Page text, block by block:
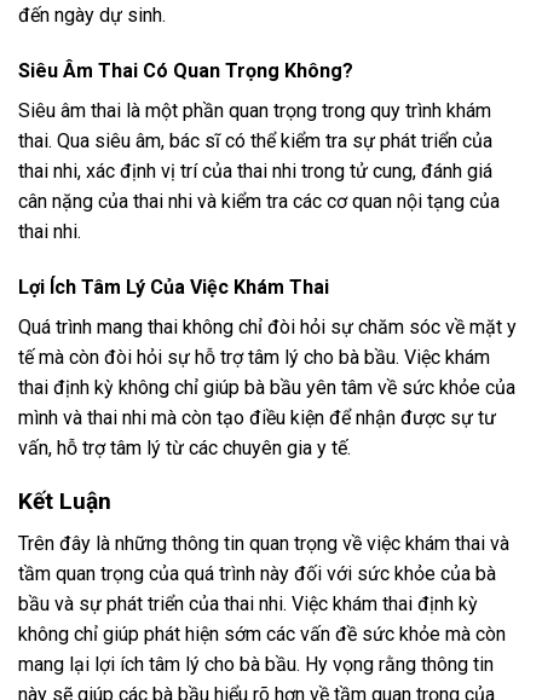
đến ngày dự sinh.
Siêu Âm Thai Có Quan Trọng Không?
Siêu âm thai là một phần quan trọng trong quy trình khám
thai. Qua siêu âm, bác sĩ có thể kiểm tra sự phát triển của
thai nhi, xác định vị trí của thai nhi trong tử cung, đánh giá
cân nặng của thai nhi và kiểm tra các cơ quan nội tạng của
thai nhi.
Lợi Ích Tâm Lý Của Việc Khám Thai
Quá trình mang thai không chỉ đòi hỏi sự chăm sóc về mặt y
tế mà còn đòi hỏi sự hỗ trợ tâm lý cho bà bầu. Việc khám
thai định kỳ không chỉ giúp bà bầu yên tâm về sức khỏe của
mình và thai nhi mà còn tạo điều kiện để nhận được sự tư
vấn, hỗ trợ tâm lý từ các chuyên gia y tế.
Kết Luận
Trên đây là những thông tin quan trọng về việc khám thai và
tầm quan trọng của quá trình này đối với sức khỏe của bà
bầu và sự phát triển của thai nhi. Việc khám thai định kỳ
không chỉ giúp phát hiện sớm các vấn đề sức khỏe mà còn
mang lại lợi ích tâm lý cho bà bầu. Hy vọng rằng thông tin
này sẽ giúp các bà bầu hiểu rõ hơn về tầm quan trọng của